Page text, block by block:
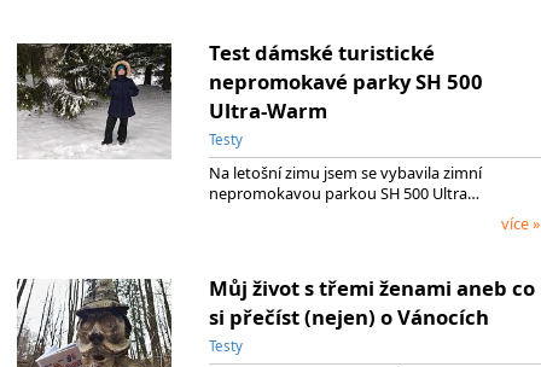
Test dámské turistické
nepromokavé parky SH 500
Ultra-Warm
Testy
Na letošní zimu jsem se vybavila zimní
nepromokavou parkou SH 500 Ultra…
více »
Můj život s třemi ženami aneb co
si přečíst (nejen) o Vánocích
Testy